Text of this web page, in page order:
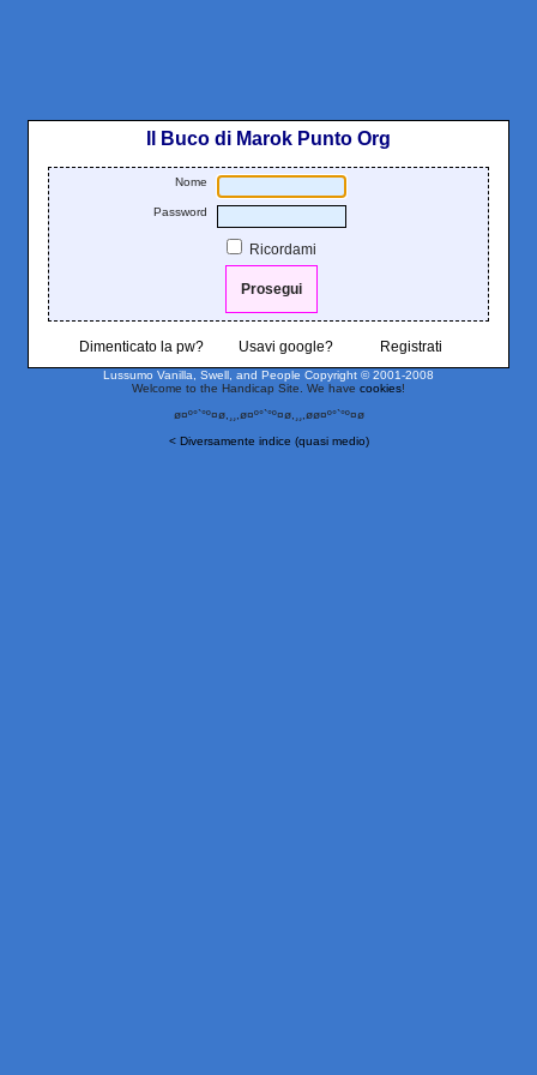
Il Buco di Marok Punto Org
Nome
Password
Ricordami
Dimenticato la pw? Usavi google? Registrati
Lussumo Vanilla, Swell, and People Copyright © 2001-2008
Welcome to the Handicap Site. We have cookies!
ø¤º°`°º¤ø,¸¸,ø¤º°`°º¤ø,¸¸,øø¤º°`°º¤ø
< Diversamente indice (quasi medio)